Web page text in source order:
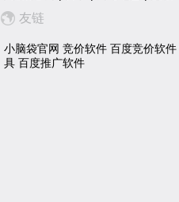
友链
小脑袋官网 竞价软件 百度竞价软件
具 百度推广软件